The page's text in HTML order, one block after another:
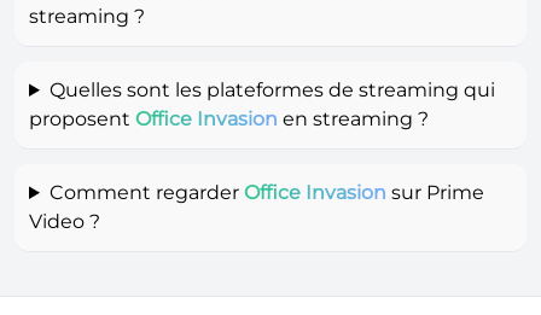
streaming ?
Quelles sont les plateformes de streaming qui
proposent Office Invasion en streaming ?
Comment regarder Office Invasion sur Prime
Video ?